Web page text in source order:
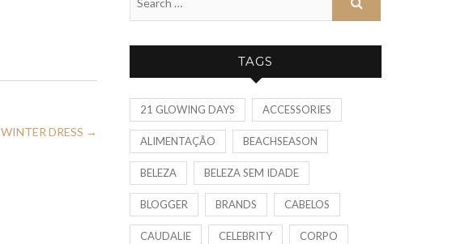
WINTER DRESS →
TAGS
21 GLOWING DAYS ACCESSORIES
ALIMENTAÇÃO BEACHSEASON
BELEZA BELEZA SEM IDADE
BLOGGER BRANDS CABELOS
CAUDALIE CELEBRITY CORPO